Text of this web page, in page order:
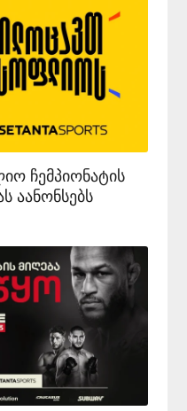
ჩემპიონატის
აანონსებს